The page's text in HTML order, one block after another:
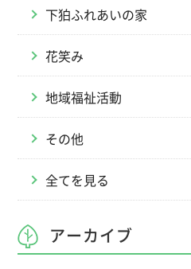
下狛ふれあいの家
花笑み
地域福祉活動
その他
全てを見る
アーカイブ